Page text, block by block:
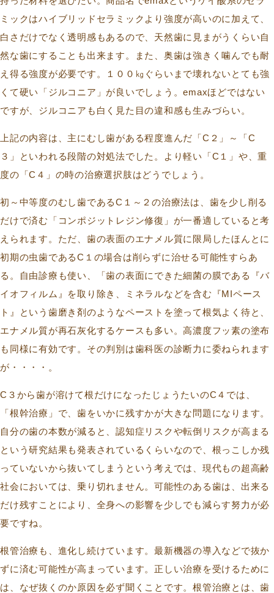
ミックはハイブリッドセラミックより強度が高いのに加えて、
白さだけでなく透明感もあるので、天然歯に見まがうくらい自
然な歯にすることも出来ます。また、奥歯は強きく噛んでも耐
え得る強度が必要です。１００㎏ぐらいまで壊れないとても強
くて硬い「ジルコニア」が良いでしょう。emaxほどではない
ですが、ジルコニアも白く見た目の違和感も生みづらい。
上記の内容は、主にむし歯がある程度進んだ「C２」～「C
３」といわれる段階の対処法でした。より軽い「C１」や、重
度の「C４」の時の治療選択肢はどうでしょう。
初～中等度のむし歯であるC１～２の治療法は、歯を少し削る
だけで済む「コンポジットレジン修復」が一番適していると考
えられます。ただ、歯の表面のエナメル質に限局したほんとに
初期の虫歯であるC１の場合は削らずに治せる可能性すらあ
る。自由診療も使い、「歯の表面にできた細菌の膜である『バ
イオフィルム』を取り除き、ミネラルなどを含む『MIペース
ト』という歯磨き剤のようなペーストを塗って根気よく待と、
エナメル質が再石灰化するケースも多い。高濃度フッ素の塗布
も同様に有効です。その判別は歯科医の診断力に委ねられます
が・・・・。
C３から歯が溶けて根だけになったじょうたいのC４では、
「根幹治療」で、歯をいかに残すかが大きな問題になります。
自分の歯の本数が減ると、認知症リスクや転倒リスクが高まる
という研究結果も発表されているくらいなので、根っこしか残
っていないから抜いてしまうという考えでは、現代もの超高齢
社会においては、乗り切れません。可能性のある歯は、出来る
だけ残すことにより、全身への影響を少しでも減らす努力が必
要ですね。
根管治療も、進化し続けています。最新機器の導入などで抜か
ずに済む可能性が高まっています。正しい治療を受けるために
は、なぜ抜くのか原因を必ず聞くことです。根管治療とは、歯